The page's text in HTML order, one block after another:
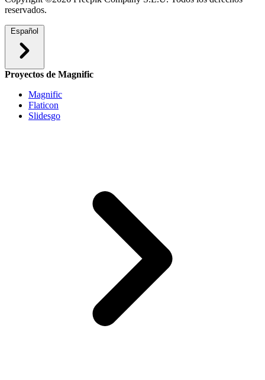
reservados.
Español
Proyectos de Magnific
Magnific
Flaticon
Slidesgo